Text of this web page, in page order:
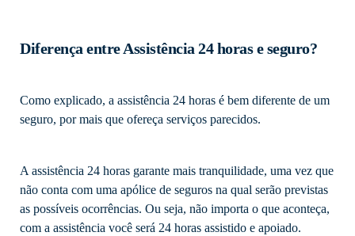
Diferença entre Assistência 24 horas e seguro?
Como explicado, a assistência 24 horas é bem diferente de um
seguro, por mais que ofereça serviços parecidos.
A assistência 24 horas garante mais tranquilidade, uma vez que
não conta com uma apólice de seguros na qual serão previstas
as possíveis ocorrências. Ou seja, não importa o que aconteça,
com a assistência você será 24 horas assistido e apoiado.